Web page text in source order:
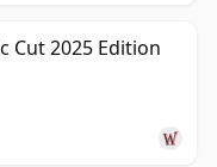
Cut 2025 Edition